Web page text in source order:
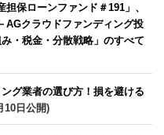
保ローンファンド＃191」、
AGクラウドファンディング投
・税金・分散戦略」のすべて
グ業者の選び方！損を避ける
10日公開)